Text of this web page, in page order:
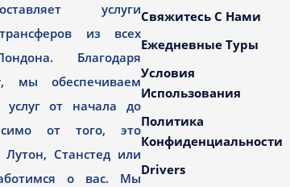
услуги
из всех
Благодаря
мы обеспечиваем
услуг от начала до
от того, это
Лутон, Станстед или
о вас. Мы
Свяжитесь С Нами
Ежедневные Туры
Условия
Использования
Политика
Конфиденциальности
Drivers